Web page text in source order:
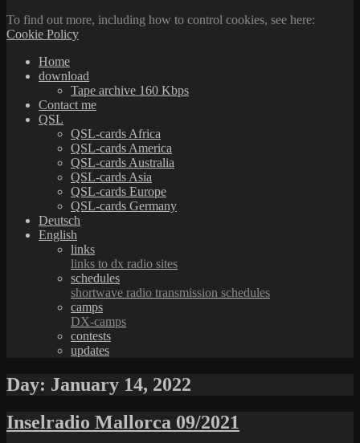
To find out more, including how to control cookies, see here:
Cookie Policy
Home
download
Tape archive 160 Kbps
Contact me
QSL
QSL-cards Africa
QSL-cards America
QSL-cards Australia
QSL-cards Asia
QSL-cards Europe
QSL-cards Germany
Deutsch
English
links
links to dx radio sites
schedules
shortwave radio transmission schedules
camps
DX-camps
contests
updates
Day: January 14, 2022
Inselradio Mallorca 09/2021